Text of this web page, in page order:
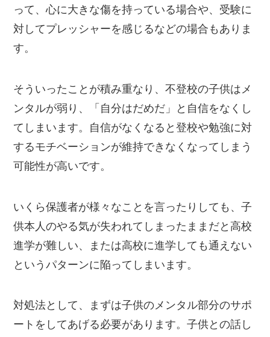
って、心に大きな傷を持っている場合や、受験に
対してプレッシャーを感じるなどの場合もありま
す。
そういったことが積み重なり、不登校の子供はメ
ンタルが弱り、「自分はだめだ」と自信をなくし
てしまいます。自信がなくなると登校や勉強に対
するモチベーションが維持できなくなってしまう
可能性が高いです。
いくら保護者が様々なことを言ったりしても、子
供本人のやる気が失われてしまったままだと高校
進学が難しい、または高校に進学しても通えない
というパターンに陥ってしまいます。
対処法として、まずは子供のメンタル部分のサポ
ートをしてあげる必要があります。子供との話し